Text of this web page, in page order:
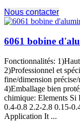
Nous contacter
6061 bobine
Fonctionnalités:
2)Professionnel et
fine/dimension
4)Emballage bien
chimique: Elements
0.4-0.8 2.2-2.8 0.15-
Application It ...